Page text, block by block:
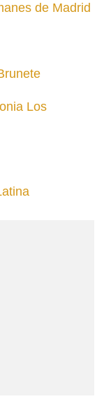
de Madrid
Los